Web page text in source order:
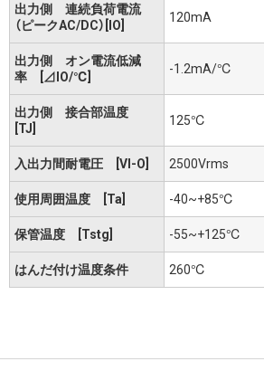
出力側 連続負荷電流
（ピークAC/DC）[IO]
120mA
出力側 オン電流低減
率 [⊿IO/℃]
-1.2mA/℃
出力側 接合部温度
[TJ]
125℃
入出力間耐電圧 [VI-O] 2500Vrms
使用周囲温度 [Ta] -40~+85℃
保管温度 [Tstg] -55~+125℃
はんだ付け温度条件 260℃